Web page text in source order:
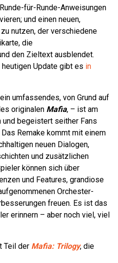
für-Runde-Anweisungen
und einen neuen,
nutzen, der verschiedene
die
den Zieltext ausblendet.
Update gibt es in
umfassendes, von Grund auf
originalen Mafia, – ist am
und begeistert seither Fans
Remake kommt mit einem
neuen Dialogen,
und zusätzlichen
können sich über
und Features, grandiose
Orchester-
freuen. Es ist das
erinnern – aber noch viel, viel
Teil der Mafia: Trilogy, die